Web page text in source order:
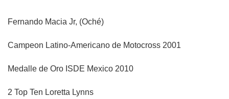
Fernando Macia Jr, (Oché)
Campeon Latino-Americano de Motocross 2001
Medalle de Oro ISDE Mexico 2010
2 Top Ten Loretta Lynns